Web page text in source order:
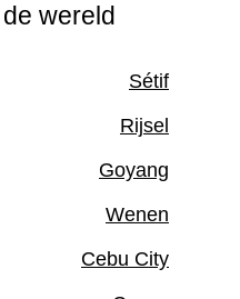
wereld
Sétif
Rijsel
Goyang
Wenen
Cebu City